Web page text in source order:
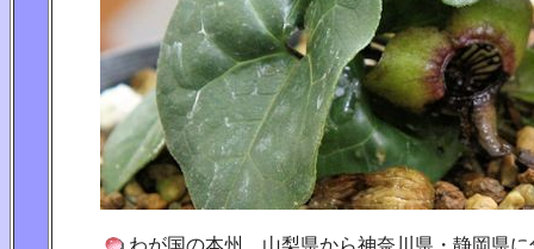
わが国の本州、山梨県から神奈川県・静岡県